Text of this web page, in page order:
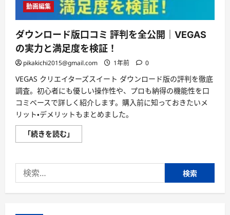
動画編集
ダウンロード版口コミ 評判を全公開｜VEGAS
の実力と満足度を検証！
pikakichi2015@gmail.com 1年前 0
VEGAS クリエイターズスイート ダウンロード版の評判を徹底
調査。初心者にも優しい操作性や、プロも納得の機能性を口
コミベースで詳しく紹介します。購入前に知っておきたいメ
リット・デメリットもまとめました。
「続きを読む」
ウ
ー
口
コ
索: